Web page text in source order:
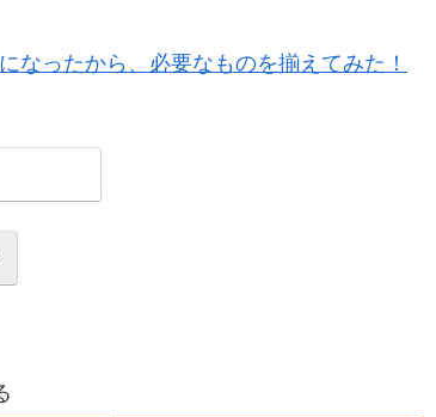
なったから、必要なものを揃えてみた！